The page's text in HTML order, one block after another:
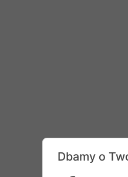
Dbamy o